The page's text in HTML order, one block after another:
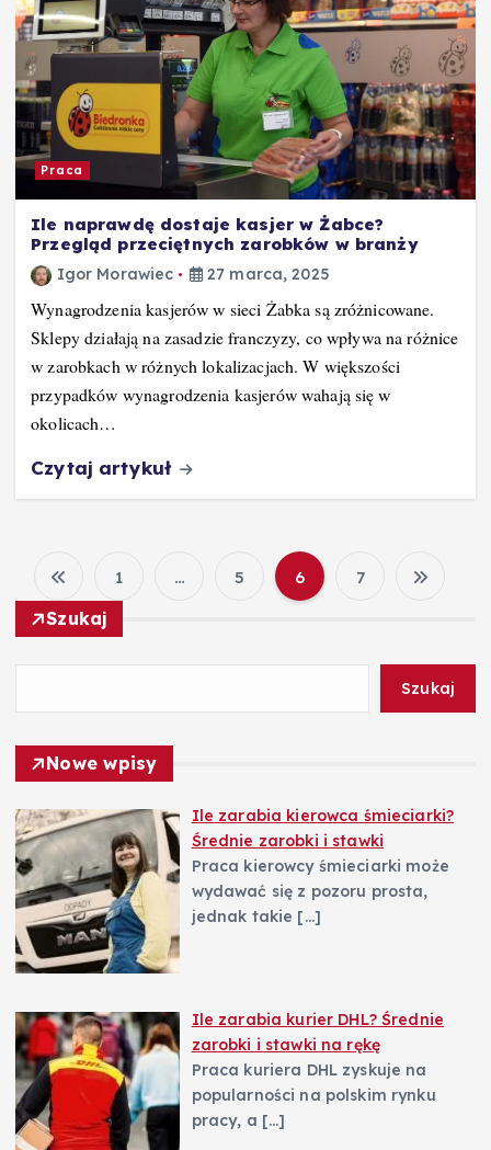
Praca
Ile naprawdę dostaje kasjer w Żabce?
Przegląd przeciętnych zarobków w branży
Igor Morawiec 27 marca, 2025
Wynagrodzenia kasjerów w sieci Żabka są zróżnicowane.
Sklepy działają na zasadzie franczyzy, co wpływa na różnice
w zarobkach w różnych lokalizacjach. W większości
przypadków wynagrodzenia kasjerów wahają się w
okolicach…
Czytaj artykuł
S
t
r
n
i
c
w
a
n
1 … 5 6 7
Szukaj
Szukaj
Nowe wpisy
Ile zarabia kierowca śmieciarki?
Średnie zarobki i stawki
Praca kierowcy śmieciarki może
wydawać się z pozoru prosta,
jednak takie […]
Ile zarabia kurier DHL? Średnie
zarobki i stawki na rękę
Praca kuriera DHL zyskuje na
popularności na polskim rynku
pracy, a […]